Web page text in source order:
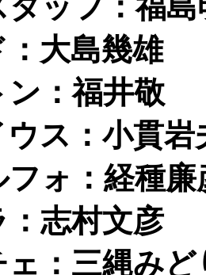
タッフ：福島
：大島幾雄
ン：福井敬
ウス：小貫岩
ォ：経種廉
：志村文彦
ェ：三縄みど